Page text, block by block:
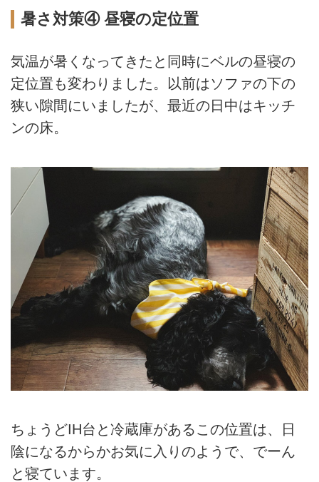
暑さ対策④ 昼寝の定位置
気温が暑くなってきたと同時にベルの昼寝の
定位置も変わりました。以前はソファの下の
狭い隙間にいましたが、最近の日中はキッチ
ンの床。
ちょうどIH台と冷蔵庫があるこの位置は、日
陰になるからかお気に入りのようで、でーん
と寝ています。